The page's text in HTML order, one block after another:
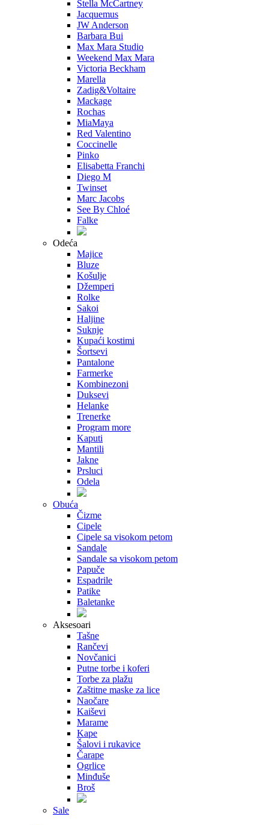
Stella McCartney
Jacquemus
JW Anderson
Barbara Bui
Max Mara Studio
Weekend Max Mara
Victoria Beckham
Marella
Zadig&Voltaire
Mackage
Rochas
MiaMaya
Red Valentino
Coccinelle
Pinko
Elisabetta Franchi
Diego M
Twinset
Marc Jacobs
See By Chloé
Falke
Odeća
Majice
Bluze
Košulje
Džemperi
Rolke
Sakoi
Haljine
Suknje
Kupaći kostimi
Šortsevi
Pantalone
Farmerke
Kombinezoni
Duksevi
Helanke
Trenerke
Program more
Kaputi
Mantili
Jakne
Prsluci
Odela
Obuća
Čizme
Cipele
Cipele sa visokom petom
Sandale
Sandale sa visokom petom
Papuče
Espadrile
Patike
Baletanke
Aksesoari
Tašne
Rančevi
Novčanici
Putne torbe i koferi
Torbe za plažu
Zaštitne maske za lice
Naočare
Kaiševi
Marame
Kape
Šalovi i rukavice
Čarape
Ogrlice
Minđuše
Broš
Sale